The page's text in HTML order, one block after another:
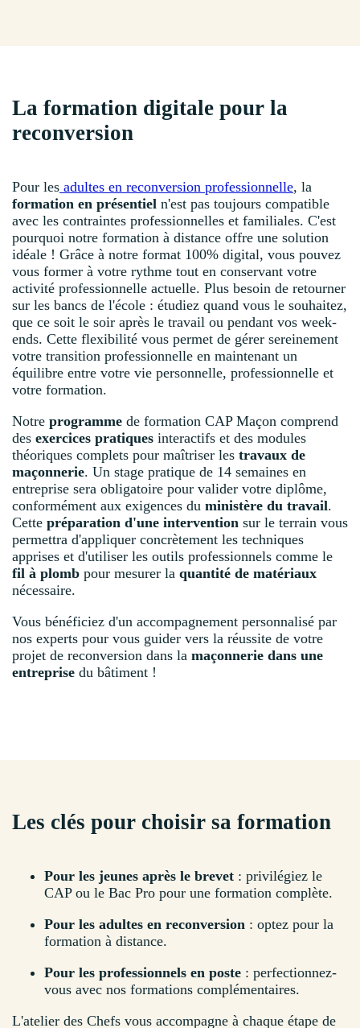
La formation digitale pour la
reconversion
Pour les adultes en reconversion professionnelle, la
formation en présentiel n'est pas toujours compatible
avec les contraintes professionnelles et familiales. C'est
pourquoi notre formation à distance offre une solution
idéale ! Grâce à notre format 100% digital, vous pouvez
vous former à votre rythme tout en conservant votre
activité professionnelle actuelle. Plus besoin de retourner
sur les bancs de l'école : étudiez quand vous le souhaitez,
que ce soit le soir après le travail ou pendant vos week-
ends. Cette flexibilité vous permet de gérer sereinement
votre transition professionnelle en maintenant un
équilibre entre votre vie personnelle, professionnelle et
votre formation.
Notre programme de formation CAP Maçon comprend
des exercices pratiques interactifs et des modules
théoriques complets pour maîtriser les travaux de
maçonnerie. Un stage pratique de 14 semaines en
entreprise sera obligatoire pour valider votre diplôme,
conformément aux exigences du ministère du travail.
Cette préparation d'une intervention sur le terrain vous
permettra d'appliquer concrètement les techniques
apprises et d'utiliser les outils professionnels comme le
fil à plomb pour mesurer la quantité de matériaux
nécessaire.
Vous bénéficiez d'un accompagnement personnalisé par
nos experts pour vous guider vers la réussite de votre
projet de reconversion dans la maçonnerie dans une
entreprise du bâtiment !
Les clés pour choisir sa formation
Pour les jeunes après le brevet : privilégiez le
CAP ou le Bac Pro pour une formation complète.
Pour les adultes en reconversion : optez pour la
formation à distance.
Pour les professionnels en poste : perfectionnez-
vous avec nos formations complémentaires.
L'atelier des Chefs vous accompagne à chaque étape de